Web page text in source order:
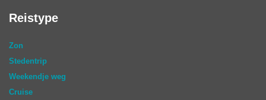
Reistype
Zon
Stedentrip
Weekendje weg
Cruise